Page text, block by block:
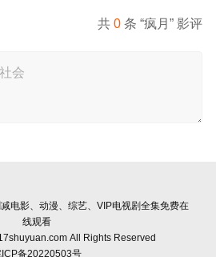
共0 条 “疯月” 影评
电影、动漫、综艺、VIP电视剧全集免费在
线观看
All Rights Reserved
ICP备20220503号